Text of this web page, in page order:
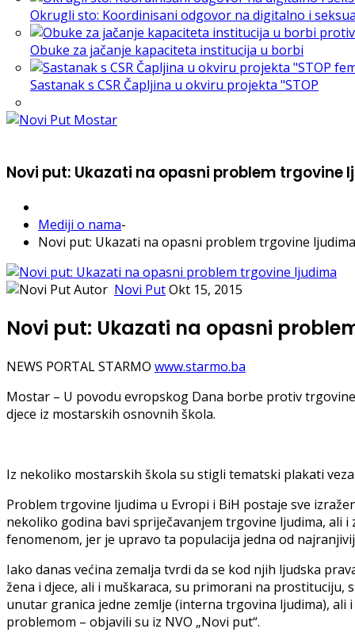
Okrugli sto: Koordinisani odgovor na digitalno i
Obuke za jačanje kapaciteta institucija u borbi
Sastanak s CSR Čapljina u okviru projekta "STOP
Novi put: Ukazati na opasni problem trgovine
Mediji o nama-
Novi put: Ukazati na opasni problem trgovine ljudima
Autor Novi PutOkt 15, 2015
Novi put: Ukazati na opasni
NEWS PORTAL STARMO www.starmo.ba
Mostar – U povodu evropskog Dana borbe protiv
djece iz mostarskih osnovnih škola.
Iz nekoliko mostarskih škola su stigli tematski plakati
Problem trgovine ljudima u Evropi i BiH postaje sve
nekoliko godina bavi spriječavanjem trgovine ljudima, ali
fenomenom, jer je upravo ta populacija jedna od
Iako danas većina zemalja tvrdi da se kod njih ljudska
žena i djece, ali i muškaraca, su primorani na
unutar granica jedne zemlje (interna trgovina ljudima),
problemom – objavili su iz NVO „Novi put“.